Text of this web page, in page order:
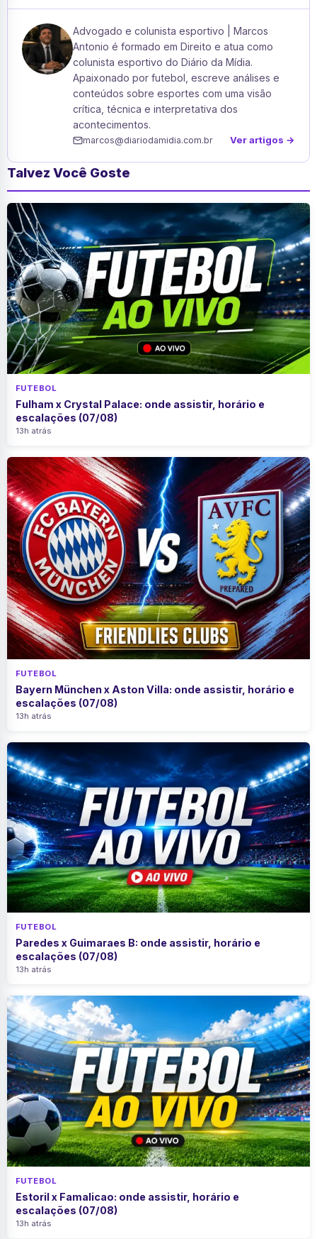
Advogado e colunista esportivo | Marcos
Antonio é formado em Direito e atua como
colunista esportivo do Diário da Mídia.
Apaixonado por futebol, escreve análises e
conteúdos sobre esportes com uma visão
crítica, técnica e interpretativa dos
acontecimentos.
marcos@diariodamidia.com.br Ver artigos →
Talvez Você Goste
FUTEBOL
Fulham x Crystal Palace: onde assistir, horário e
escalações (07/08)
13h atrás
FUTEBOL
Bayern München x Aston Villa: onde assistir, horário e
escalações (07/08)
13h atrás
FUTEBOL
Paredes x Guimaraes B: onde assistir, horário e
escalações (07/08)
13h atrás
FUTEBOL
Estoril x Famalicao: onde assistir, horário e
escalações (07/08)
13h atrás